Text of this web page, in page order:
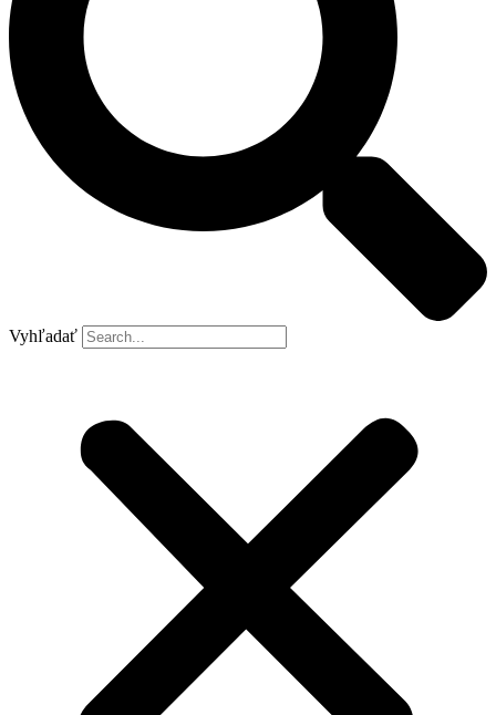
Vyhľadať